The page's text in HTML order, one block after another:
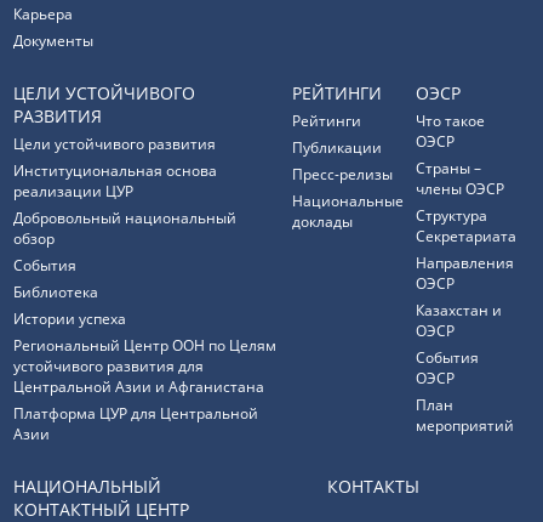
Карьера
Документы
ЦЕЛИ УСТОЙЧИВОГО
РАЗВИТИЯ
Цели устойчивого развития
Институциональная основа
реализации ЦУР
Добровольный национальный
обзор
События
Библиотека
Истории успеха
Региональный Центр ООН по Целям
устойчивого развития для
Центральной Азии и Афганистана
Платформа ЦУР для Центральной
Азии
РЕЙТИНГИ
Рейтинги
Публикации
Пресс-релизы
Национальные
доклады
ОЭСР
Что такое
ОЭСР
Страны –
члены ОЭСР
Структура
Секретариата
Направления
ОЭСР
Казахстан и
ОЭСР
События
ОЭСР
План
мероприятий
НАЦИОНАЛЬНЫЙ
КОНТАКТНЫЙ ЦЕНТР
КОНТАКТЫ